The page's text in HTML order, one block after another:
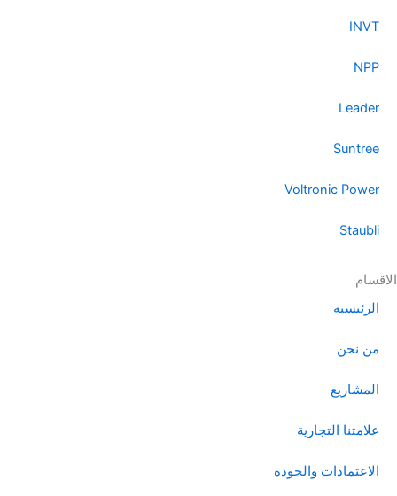
INVT
NPP
Leader
Suntree
Voltronic Power
Staubli
الاقسام
الرئيسية
من نحن
المشاريع
علامتنا التجارية
الاعتمادات والجودة